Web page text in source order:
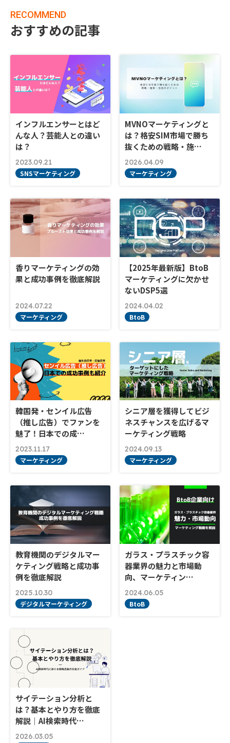
RECOMMEND
おすすめの記事
インフルエンサーとはど
んな人？芸能人との違い
は？
2023.09.21
SNSマーケティング
MVNOマーケティングと
は？格安SIM市場で勝ち
抜くための戦略・施…
2026.04.09
マーケティング
香りマーケティングの効
果と成功事例を徹底解説
2024.07.22
マーケティング
【2025年最新版】BtoB
マーケティングに欠かせ
ないDSP5選
2024.04.02
BtoB
韓国発・センイル広告
（推し広告）でファンを
魅了！日本での成…
2023.11.17
マーケティング
シニア層を獲得してビジ
ネスチャンスを広げるマ
ーケティング戦略
2024.09.13
マーケティング
教育機関のデジタルマー
ケティング戦略と成功事
例を徹底解説
2025.10.30
デジタルマーケティング
ガラス・プラスチック容
器業界の魅力と市場動
向、マーケティン…
2024.06.05
BtoB
サイテーション分析と
は？基本とやり方を徹底
解説｜AI検索時代…
2026.03.05